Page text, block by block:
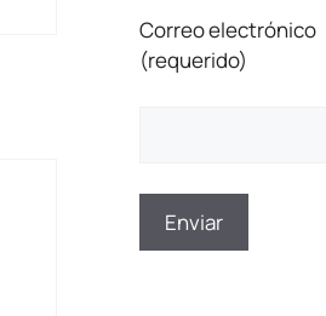
Correo electrónico
(requerido)